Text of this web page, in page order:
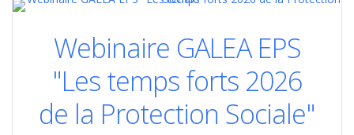
Webinaire GALEA EPS
"Les temps forts 2026
de la Protection Sociale"